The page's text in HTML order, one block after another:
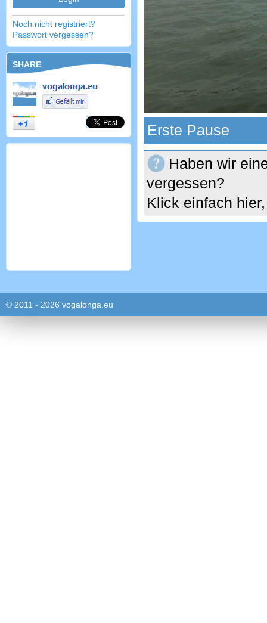
Noch nicht registriert?
Passwort vergessen?
SHARE
Erste Pause
Haben wir
vergessen?
Klick einfach
© 2011 - 2026 vogalonga.eu